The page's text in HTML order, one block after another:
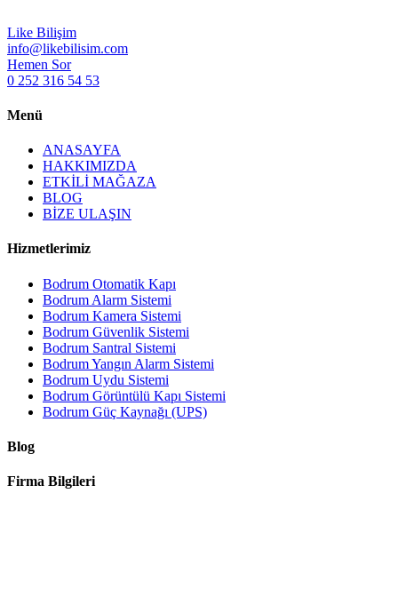
Like Bilişim
info@likebilisim.com
Hemen Sor
0 252 316 54 53
Menü
ANASAYFA
HAKKIMIZDA
ETKİLİ MAĞAZA
BLOG
BİZE ULAŞIN
Hizmetlerimiz
Bodrum Otomatik Kapı
Bodrum Alarm Sistemi
Bodrum Kamera Sistemi
Bodrum Güvenlik Sistemi
Bodrum Santral Sistemi
Bodrum Yangın Alarm Sistemi
Bodrum Uydu Sistemi
Bodrum Görüntülü Kapı Sistemi
Bodrum Güç Kaynağı (UPS)
Blog
Firma Bilgileri